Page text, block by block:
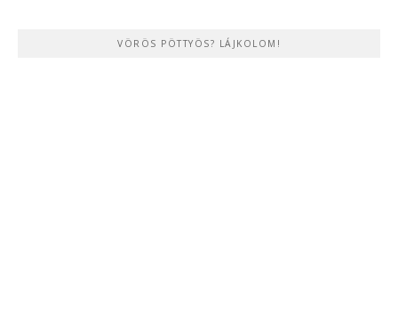
VÖRÖS PÖTTYÖS? LÁJKOLOM!